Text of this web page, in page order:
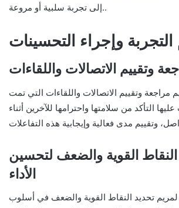
إلى تجربة سلبية أو مروعة..
التجربة وإجراء التحسينات
وتقييم الاتصالات واللقاءات
وتقييم الاتصالات واللقاءات التي تمت
التأكد من سلامتها واحترامها للآخرين أثناء
القوية والضعف لتحسين
الأداء
لمريم تحديد النقاط القوية والضعف في أسلوب